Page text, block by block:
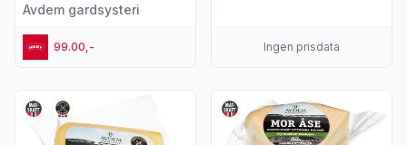
Avdem gardsysteri
99.00,- Ingen prisdata
Vis flere detaljer for produktet "Fjelldronning Ca230g
Vis flere detaljer for